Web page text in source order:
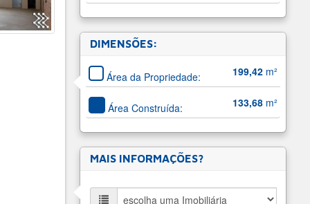
DIMENSÕES:
Área da Propriedade: 199,42 m²
Área Construída: 133,68 m²
MAIS INFORMAÇÕES?